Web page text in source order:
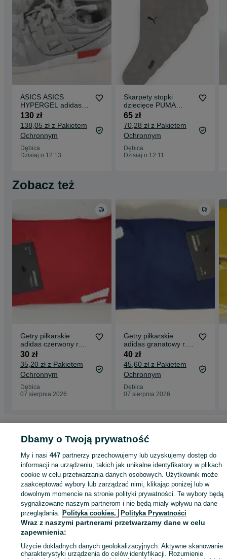
ASICS ASICS
HYPERGEL adidasy
sportowe r 33,5
130 zł
138,05 zł z Pakietem
Ochronnym
Dębica
Dzisiaj o 12:13
Skarpety stopki
dziecięce PUMA
PREMIUM 6PAK
27/30
65 zł
70,28 zł z Pakietem
Ochronnym
Dębica
Dzisiaj o 12:11
Zobacz też
Getry piłkarskie
adidas czerwony r.
46-48
30 zł
35,20 zł z Pakietem
Ochronnym
Dębica
07 sierpnia 2026
Getry piłkarskie
adidas granatowy r.
46-48
40 zł
45,60 zł z Pakietem
Ochronnym
Dębica
07 sierpnia 2026
Pozostałe - Dębica
KATEGORIA
973830106 Wyświetlenia:
Kup
Dbamy o Twoją prywatność
My i nasi447 partnerzy przechowujemy lub uzyskujemy dostęp do
informacji na urządzeniu, takich jak unikalne identyfikatory w plikach
cookie w celu przetwarzania danych osobowych. Użytkownik może
zaakceptować wybory lub zarządzać nimi, klikając poniżej lub w
dowolnym momencie na stronie polityki prywatności. Te wybory będą
sygnalizowane naszym partnerom i nie będą miały wpływu na dane
przeglądania. Polityka cookies, Polityka Prywatności
Wraz z naszymi partnerami przetwarzamy dane w celu
zapewnienia:
Użycie dokładnych danych geolokalizacyjnych. Aktywne skanowanie
charakterystyki urządzenia do celów identyfikacji. Rozumienie